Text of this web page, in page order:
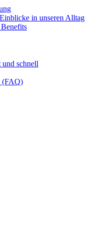
in unseren Alltag
schnell
(FAQ)